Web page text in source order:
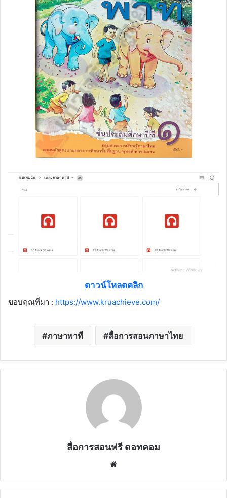
ดาวน์โหลดคลิก
ขอบคุณที่มา : https://www.kruachieve.com/
ภาษาพาที สื่อการสอนภาษาไทย
สื่อการสอนฟรี ดอทคอม